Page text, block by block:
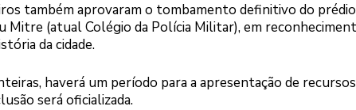
também aprovaram o tombamento definitivo do prédio
(atual Colégio da Polícia Militar), em
da cidade.
haverá um período para a apresentação de
será oficializada.